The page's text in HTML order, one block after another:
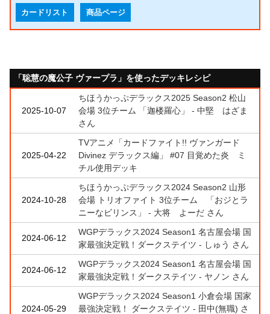
カードリスト 商品ページ
「聡慧の魔公子 ヴァープラ」を使ったデッキレシピ
2025-10-07
ちほうかっぷデラックス2025 Season2 松山
会場 3位チーム 「迦楼羅心」 - 中堅 はざま
さん
2025-04-22
TVアニメ「カードファイト!! ヴァンガード
Divinez デラックス編」 #07 目覚めた炎 ミ
チル使用デッキ
2024-10-28
ちほうかっぷデラックス2024 Season2 山形
会場 トリオファイト 3位チーム 「おジとラ
ニーなビリンス」 - 大将 よーだ さん
2024-06-12
WGPデラックス2024 Season1 名古屋会場 国
家最強決定戦！ダークステイツ - しゅう さん
2024-06-12
WGPデラックス2024 Season1 名古屋会場 国
家最強決定戦！ダークステイツ - ヤノン さん
2024-05-29
WGPデラックス2024 Season1 小倉会場 国家
最強決定戦！ ダークステイツ - 田中(無職) さ